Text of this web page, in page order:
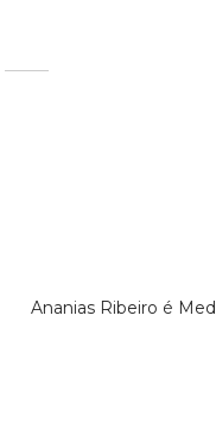
Ananias Ribeiro é